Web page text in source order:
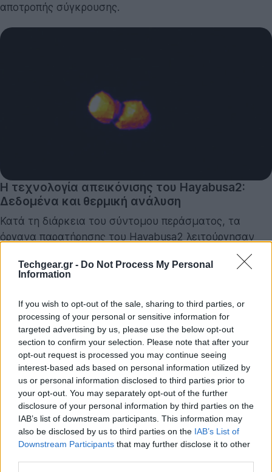
Techgear.gr - Do Not Process My Personal
Information
If you wish to opt-out of the sale, sharing to third parties, or
processing of your personal or sensitive information for
targeted advertising by us, please use the below opt-out
section to confirm your selection. Please note that after your
opt-out request is processed you may continue seeing
interest-based ads based on personal information utilized by
us or personal information disclosed to third parties prior to
your opt-out. You may separately opt-out of the further
disclosure of your personal information by third parties on the
IAB’s list of downstream participants. This information may
also be disclosed by us to third parties on the IAB’s List of
Downstream Participants that may further disclose it to other
αποτροπής σύγκρουσης.
Η τεχνολογία απεικόνισης του Hayabusa2:
Δεδομένα και θερμική ανάλυση
Κατά τη διάρκεια του σύντομου περάσματος, τα
όργανα παρατήρησης του Hayabusa2 λειτούργησαν
στο μέγιστο των δυνατοτήτων τους. Η Οπτική Κάμερα
Πλοήγησης (Optical Navigation Camera - Telephoto /
βράχου με εξαιρετική ευκρίνεια, προσφέροντας στην
επιστημονική ομάδα της JAXA μια καθαρή εικόνα της
μορφολογίας του. Παράλληλα, το σκάφος συνέχισε τη
συλλογή επιπρόσθετων επιστημονικών δεδομένων
που έχουν αποθηκευτεί τοπικά και θα μεταδοθούν
σταδιακά στο Κέντρο Ελέγχου.
Αυτό που κάνει την παρατήρηση ξεχωριστή είναι η
χρήση της Κάμερας Μέσων Υπερύθρων (TIR). Μέσω
της TIR, οι ερευνητές μπορούν να αναλύσουν τη